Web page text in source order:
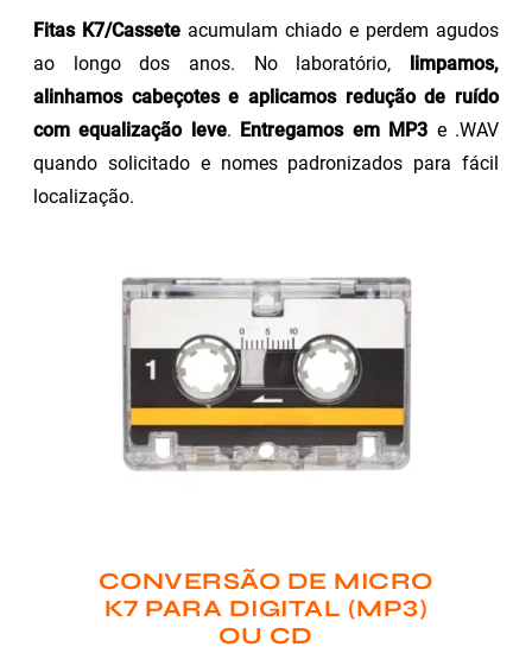
Fitas K7/Cassete acumulam chiado e perdem agudos
ao longo dos anos. No laboratório, limpamos,
alinhamos cabeçotes e aplicamos redução de ruído
com equalização leve. Entregamos em MP3 e .WAV
quando solicitado e nomes padronizados para fácil
localização.
CONVERSÃO DE MICRO
K7 PARA DIGITAL (MP3)
OU CD